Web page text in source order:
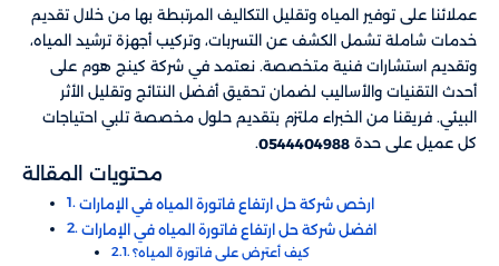
عملائنا على توفير المياه وتقليل التكاليف المرتبطة بها من خلال تقديم
خدمات شاملة تشمل الكشف عن التسربات، وتركيب أجهزة ترشيد المياه،
وتقديم استشارات فنية متخصصة. نعتمد في شركة كينج هوم على
أحدث التقنيات والأساليب لضمان تحقيق أفضل النتائج وتقليل الأثر
البيئي. فريقنا من الخبراء ملتزم بتقديم حلول مخصصة تلبي احتياجات
كل عميل على حدة 0544404988
.
محتويات المقالة
ارخص شركة حل ارتفاع فاتورة المياه في الإمارات
افضل شركة حل ارتفاع فاتورة المياه في الإمارات
كيف أعترض على فاتورة المياه؟